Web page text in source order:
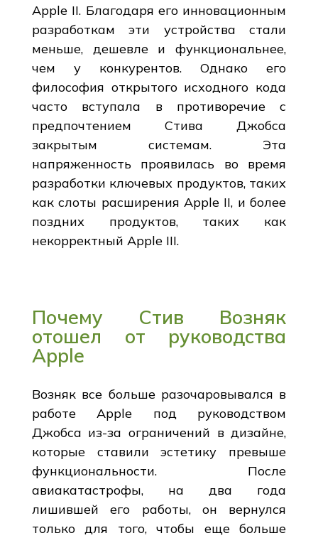
Apple II. Благодаря его инновационным
разработкам эти устройства стали
меньше, дешевле и функциональнее,
чем у конкурентов. Однако его
философия открытого исходного кода
часто вступала в противоречие с
предпочтением Стива Джобса
закрытым системам. Эта
напряженность проявилась во время
разработки ключевых продуктов, таких
как слоты расширения Apple II, и более
поздних продуктов, таких как
некорректный Apple III.
Почему Стив Возняк
отошел от руководства
Apple
Возняк все больше разочаровывался в
работе Apple под руководством
Джобса из-за ограничений в дизайне,
которые ставили эстетику превыше
функциональности. После
авиакатастрофы, на два года
лишившей его работы, он вернулся
только для того, чтобы еще больше